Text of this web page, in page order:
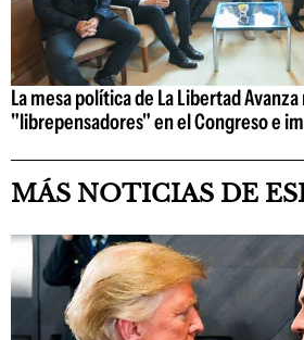
La mesa política de La Libertad
"librepensadores" en el Congreso e
MÁS NOTICIAS DE